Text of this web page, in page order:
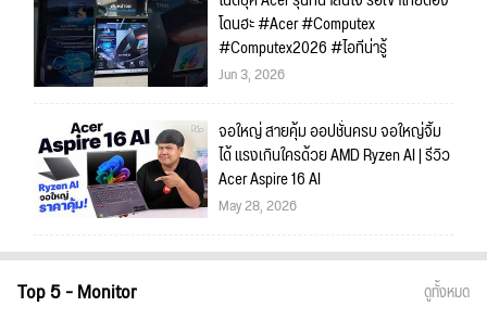
โดนฮะ #Acer #Computex
#Computex2026 #ไอทีน่ารู้
Jun 3, 2026
จอใหญ่ สายคุ้ม ออปชั่นครบ จอใหญ่จิ้ม
ได้ แรงเกินใครด้วย AMD Ryzen AI | รีวิว
Acer Aspire 16 AI
May 28, 2026
Top 5 - Monitor ดูทั้งหมด